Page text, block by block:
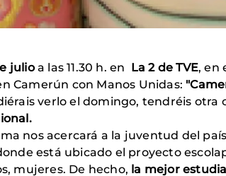
julioa las 11.30 h. en La 2 de TVE, en
Camerún con Manos Unidas:
verlo el domingo, tendréis otra
nos acercará a la juventud del
está ubicado el proyecto
mujeres. De hecho, la mejor